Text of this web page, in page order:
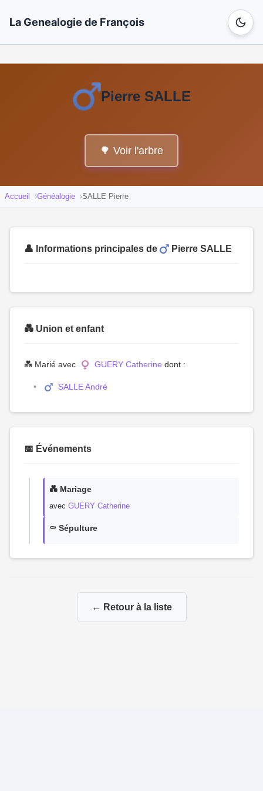
La Genealogie de François
Pierre SALLE
🌳 Voir l'arbre
Accueil Généalogie SALLE Pierre
👤 Informations principales de Pierre SALLE
💑 Union et enfant
💑 Marié avec GUERY Catherine dont :
SALLE André
📅 Événements
💑 Mariage
avec GUERY Catherine
⚰️ Sépulture
← Retour à la liste